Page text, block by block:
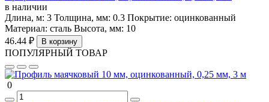
в наличии
Длина, м: 3 Толщина, мм: 0.3 Покрытие: оцинкованный
Материал: сталь Высота, мм: 10
46.44 ₽
В корзину
ПОПУЛЯРНЫЙ ТОВАР
0